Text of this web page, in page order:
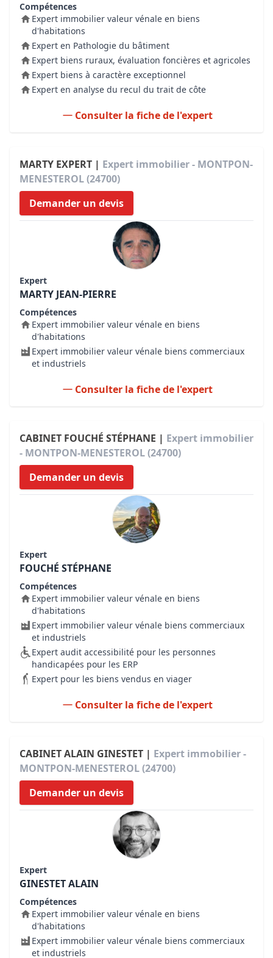
Compétences
Expert immobilier valeur vénale en biens
d'habitations
Expert en Pathologie du bâtiment
Expert biens ruraux, évaluation foncières et agricoles
Expert biens à caractère exceptionnel
Expert en analyse du recul du trait de côte
Consulter la fiche de l'expert
MARTY EXPERT | Expert immobilier - MONTPON-
MENESTEROL (24700)
Demander un devis
Expert
MARTY JEAN-PIERRE
Compétences
Expert immobilier valeur vénale en biens
d'habitations
Expert immobilier valeur vénale biens commerciaux
et industriels
Consulter la fiche de l'expert
CABINET FOUCHÉ STÉPHANE | Expert immobilier
- MONTPON-MENESTEROL (24700)
Demander un devis
Expert
FOUCHÉ STÉPHANE
Compétences
Expert immobilier valeur vénale en biens
d'habitations
Expert immobilier valeur vénale biens commerciaux
et industriels
Expert audit accessibilité pour les personnes
handicapées pour les ERP
Expert pour les biens vendus en viager
Consulter la fiche de l'expert
CABINET ALAIN GINESTET | Expert immobilier -
MONTPON-MENESTEROL (24700)
Demander un devis
Expert
GINESTET ALAIN
Compétences
Expert immobilier valeur vénale en biens
d'habitations
Expert immobilier valeur vénale biens commerciaux
et industriels